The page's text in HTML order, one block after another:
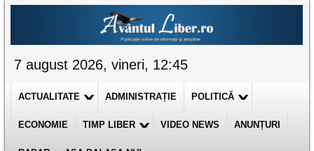
7 august 2026, vineri, 12:45
ACTUALITATE ADMINISTRAȚIE POLITICĂ
ECONOMIE TIMP LIBER VIDEO NEWS ANUNȚURI